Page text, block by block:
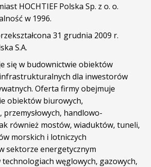
HOCHTIEF Polska Sp. z o. o.
w 1996.
31 grudnia 2009 r.
S.A.
się w budownictwie obiektów
dla inwestorów
Oferta firmy obejmuje
obiektów biurowych,
przemysłowych, handlowo-
również mostów, wiaduktów, tuneli,
morskich i lotniczych
sektorze energetycznym
węglowych, gazowych,